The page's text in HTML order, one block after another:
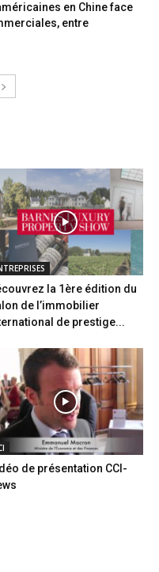
en Chine face
entre
la 1ère édition du
de l’immobilier
de prestige...
de présentation CCI-